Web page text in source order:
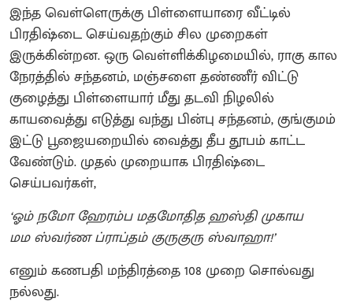
இந்த வெள்ளெருக்கு பிள்ளையாரை வீட்டில்
பிரதிஷ்டை செய்வதற்கும் சில முறைகள்
இருக்கின்றன. ஒரு வெள்ளிக்கிழமையில், ராகு கால
நேரத்தில் சந்தனம், மஞ்சளை தண்ணீர் விட்டு
குழைத்து பிள்ளையார் மீது தடவி நிழலில்
காயவைத்து எடுத்து வந்து பின்பு சந்தனம், குங்குமம்
இட்டு பூஜையறையில் வைத்து தீப தூபம் காட்ட
வேண்டும். முதல் முறையாக பிரதிஷ்டை
செய்பவர்கள்,
‘ஓம் நமோ ஹேரம்ப மதமோதித ஹஸ்தி முகாய
மம ஸ்வர்ண ப்ராப்தம் குருகுரு ஸ்வாஹா!’
எனும் கணபதி மந்திரத்தை 108 முறை சொல்வது
நல்லது.